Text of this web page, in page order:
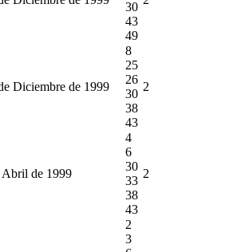
30
43
49
Diciembre de 1999
8
25
26
30
38
43
2
Abril de 1999
4
6
30
33
38
43
2
2
3